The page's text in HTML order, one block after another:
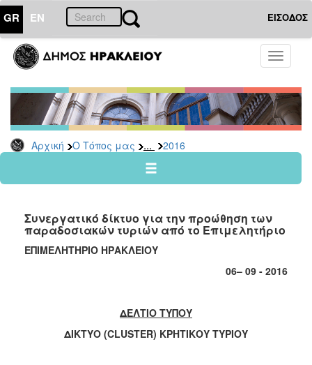
GR EN ΕΙΣΟΔΟΣ
Toggle
Αρχική Ο Τόπος μας ... 2016
ΤΟΠΟΣ
ΜΑΣ
Ανακοινώσεις
Αρχείο
2026
2024
2022
2021
2017
Συνεργατικό δίκτυο για την προώθηση των
παραδοσιακών τυριών από το Επιμελητήριο
ΕΠΙΜΕΛΗΤΗΡΙΟ ΗΡΑΚΛΕΙΟΥ
06– 09 - 2016
ΔΕΛΤΙΟ ΤΥΠΟΥ
ΔΙΚΤΥΟ (CLUSTER) ΚΡΗΤΙΚΟΥ ΤΥΡΙΟΥ